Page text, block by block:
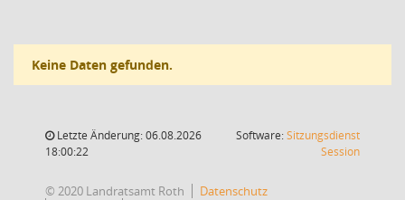
Keine Daten gefunden.
Letzte Änderung: 06.08.2026
18:00:22
Software:Sitzungsdienst
Session(Wird in
© 2020 Landratsamt Roth
Datenschutz